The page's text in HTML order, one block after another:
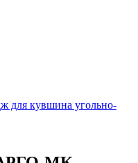
для кувшина угольно-